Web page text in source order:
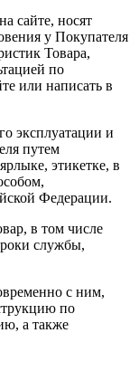
сайте, носят
у Покупателя
Товара,
по
или написать в
эксплуатации и
путем
этикетке, в
Федерации.
в том числе
службы,
с ним,
по
а также